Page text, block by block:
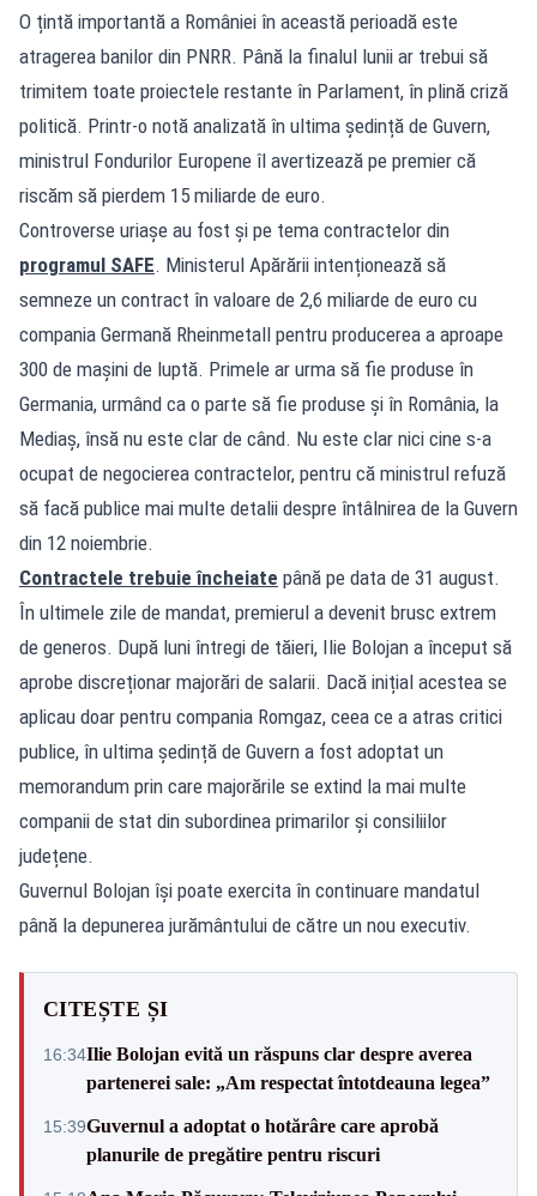
O țintă importantă a României în această perioadă este
atragerea banilor din PNRR. Până la finalul lunii ar trebui să
trimitem toate proiectele restante în Parlament, în plină criză
politică. Printr-o notă analizată în ultima ședință de Guvern,
ministrul Fondurilor Europene îl avertizează pe premier că
riscăm să pierdem 15 miliarde de euro.
Controverse uriașe au fost și pe tema contractelor din
programul SAFE. Ministerul Apărării intenționează să
semneze un contract în valoare de 2,6 miliarde de euro cu
compania Germană Rheinmetall pentru producerea a aproape
300 de mașini de luptă. Primele ar urma să fie produse în
Germania, urmând ca o parte să fie produse și în România, la
Mediaș, însă nu este clar de când. Nu este clar nici cine s-a
ocupat de negocierea contractelor, pentru că ministrul refuză
să facă publice mai multe detalii despre întâlnirea de la Guvern
din 12 noiembrie.
Contractele trebuie încheiate până pe data de 31 august.
În ultimele zile de mandat, premierul a devenit brusc extrem
de generos. După luni întregi de tăieri, Ilie Bolojan a început să
aprobe discreționar majorări de salarii. Dacă inițial acestea se
aplicau doar pentru compania Romgaz, ceea ce a atras critici
publice, în ultima ședință de Guvern a fost adoptat un
memorandum prin care majorările se extind la mai multe
companii de stat din subordinea primarilor și consiliilor
județene.
Guvernul Bolojan își poate exercita în continuare mandatul
până la depunerea jurământului de către un nou executiv.
CITEȘTE ȘI
16:34Ilie Bolojan evită un răspuns clar despre averea
partenerei sale: „Am respectat întotdeauna legea”
15:39Guvernul a adoptat o hotărâre care aprobă
planurile de pregătire pentru riscuri